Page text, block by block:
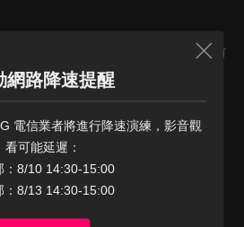
第20集 藍色的那傢伙與電擊一同前
來
25分鐘
第21集 惡魔再次復甦
25 分鐘
網路降速提醒
電信業者將進行降速演練，影音觀
看可能延遲：
：8/10 14:30-15:00
：8/13 14:30-15:00